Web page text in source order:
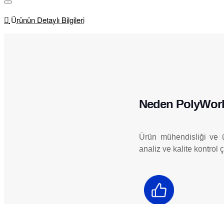
Ürünün Detaylı Bilgileri
Neden
Ürün mühendisliği ve
analiz ve kalite kontrol